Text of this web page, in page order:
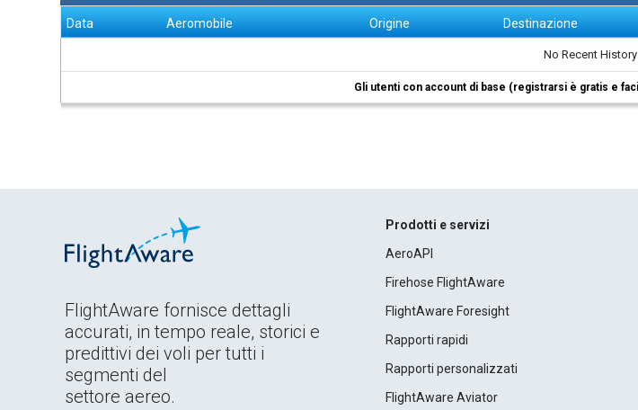
Data Aeromobile Origine Destinazione
No Recent
Gli utenti con account di base (registrarsi è gratis e
FlightAware fornisce dettagli
accurati, in tempo reale, storici e
predittivi dei voli per tutti i
segmenti del
settore aereo.
Prodotti e servizi
AeroAPI
Firehose FlightAware
FlightAware Foresight
Rapporti rapidi
Rapporti personalizzati
FlightAware Aviator